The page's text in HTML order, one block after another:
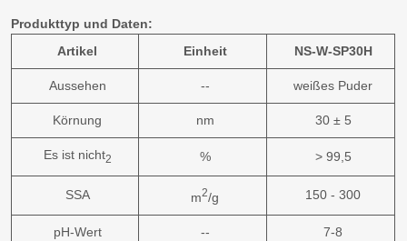
Produkttyp und Daten:
Artikel
Einheit NS-W-SP30H
Aussehen -- weißes Puder
Körnung nm 30 ± 5
Es ist nicht2 % > 99,5
SSA m2/g 150 - 300
pH-Wert -- 7-8